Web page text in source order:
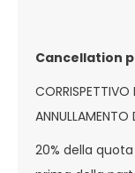
Cancellation
CORRISPETTIVO
ANNULLAMENTO
20% della